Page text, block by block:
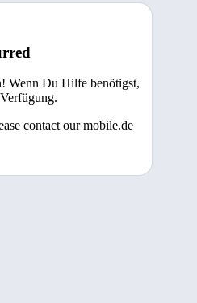
Wenn Du Hilfe benötigst,
contact our mobile.de